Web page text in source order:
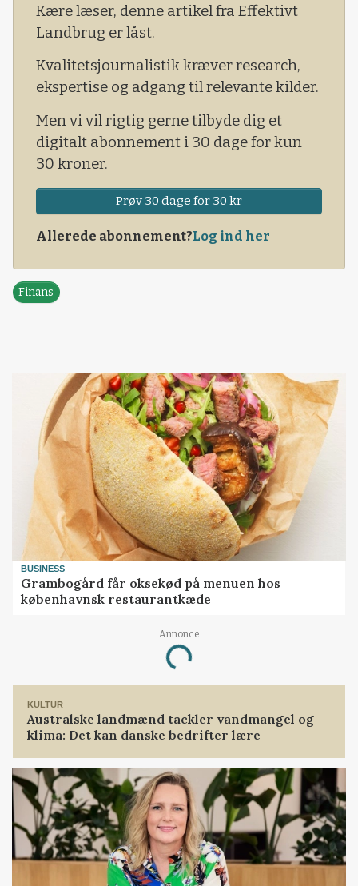
Kære læser, denne artikel fra Effektivt
Landbrug er låst.
Kvalitetsjournalistik kræver research,
ekspertise og adgang til relevante kilder.
Men vi vil rigtig gerne tilbyde dig et
digitalt abonnement i 30 dage for kun
30 kroner.
Prøv 30 dage for 30 kr
Allerede abonnement?Log ind her
Finans
BUSINESS
Grambogård får oksekød på menuen hos
københavnsk restaurantkæde
Annonce
Loading...
KULTUR
Australske landmænd tackler vandmangel og
klima: Det kan danske bedrifter lære